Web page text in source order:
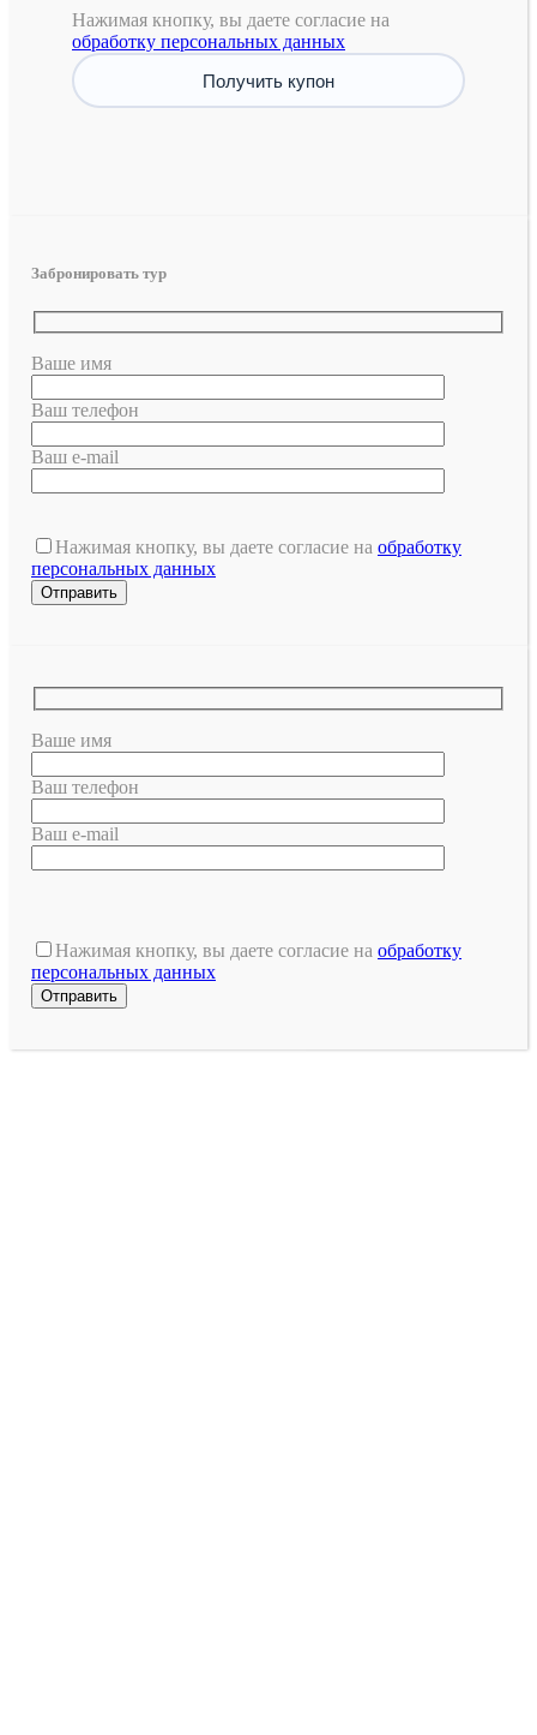
Нажимая кнопку, вы даете согласие на
обработку персональных данных
Забронировать тур
Ваше имя
Ваш телефон
Ваш e-mail
Нажимая кнопку, вы даете согласие на обработку
персональных данных
Ваше имя
Ваш телефон
Ваш e-mail
это
поле
пустым.
Нажимая кнопку, вы даете согласие на обработку
персональных данных